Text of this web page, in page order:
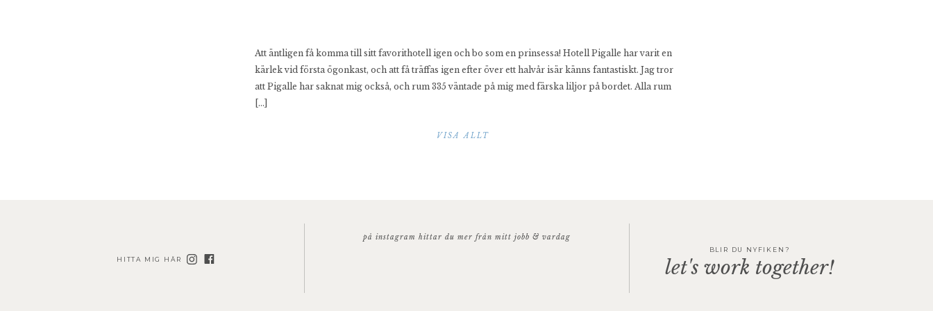
Att äntligen få komma till sitt favorithotell igen och bo som en prinsessa! Hotell Pigalle har varit en
kärlek vid första ögonkast, och att få träffas igen efter över ett halvår isär känns fantastiskt. Jag tror
att Pigalle har saknat mig också, och rum 335 väntade på mig med färska liljor på bordet. Alla rum
[…]
VISA ALLT
HITTA MIG HÄR
BLIR DU NYFIKEN?
let's work together!
på instagram hittar du mer från mitt jobb & vardag